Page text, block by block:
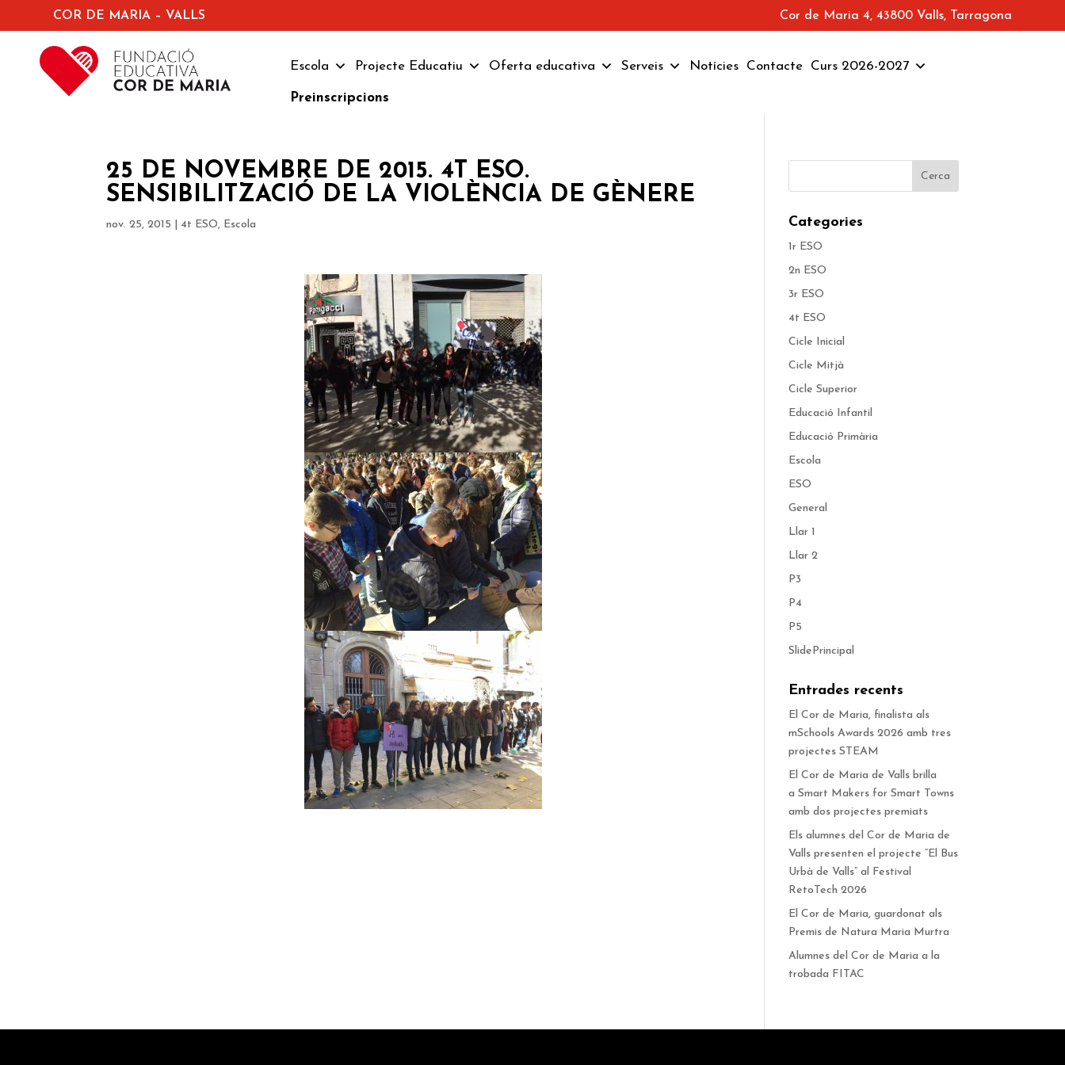
COR DE MARIA – VALLS Cor de Maria 4, 43800 Valls, Tarragona
Escola Projecte Educatiu Oferta educativa Serveis Notícies Contacte Curs 2026-2027
Preinscripcions
25 DE NOVEMBRE DE 2015. 4T ESO.
SENSIBILITZACIÓ DE LA VIOLÈNCIA DE GÈNERE
nov. 25, 2015 4t ESO, Escola Categories
1r ESO
2n ESO
3r ESO
4t ESO
Cicle Inicial
Cicle Mitjà
Cicle Superior
Educació Infantil
Educació Primària
Escola
ESO
General
Llar 1
Llar 2
P3
P4
P5
SlidePrincipal
Entrades recents
El Cor de Maria, finalista als
mSchools Awards 2026 amb tres
projectes STEAM
El Cor de Maria de Valls brilla
a Smart Makers for Smart Towns
amb dos projectes premiats
Els alumnes del Cor de Maria de
Valls presenten el projecte “El Bus
Urbà de Valls” al Festival
RetoTech 2026
El Cor de Maria, guardonat als
Premis de Natura Maria Murtra
Alumnes del Cor de Maria a la
trobada FITAC